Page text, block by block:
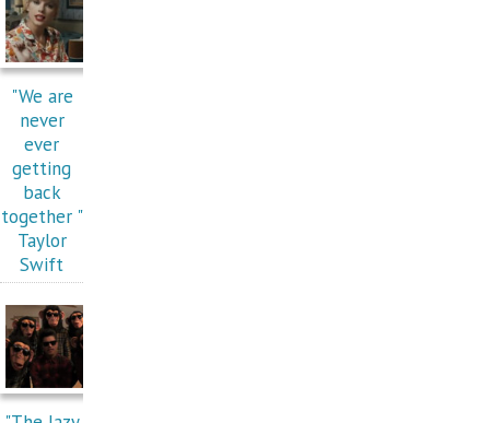
"We are
never
ever
getting
back
together "
Taylor
Swift